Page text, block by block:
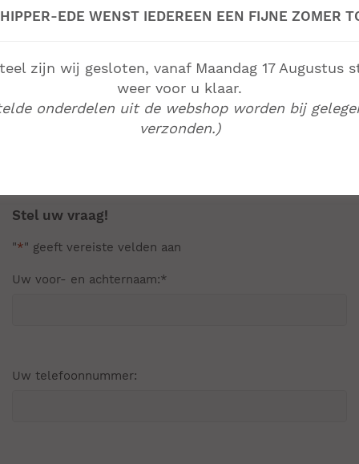
Aluminium producten
Stel uw vraag!
"*" geeft vereiste velden aan
Uw voor- en achternaam:*
Uw telefoonnummer:
EDE WENST IEDEREEN EEN FIJNE ZOMER
zijn wij gesloten, vanaf Maandag 17 Augustus
weer voor u klaar.
onderdelen uit de webshop worden bij
verzonden.)